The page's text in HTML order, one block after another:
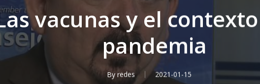
vacunas y el
pandemia
By redes 2021-01-15